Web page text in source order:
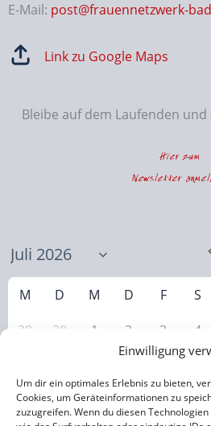
Einwilligung
Um dir ein optimales Erlebnis zu bieten,
Cookies, um Geräteinformationen zu
zuzugreifen. Wenn du diesen
E-Mail: post@frauennetzwerk-
Link zu Google Maps
Bleibe auf dem Laufenden
Hier zum
Newsletter
M D M D F S
29
30 1 2 3 4
10
13
14 15 16 17 18